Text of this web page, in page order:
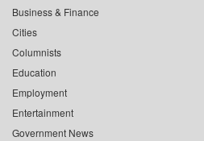
Business & Finance
Cities
Columnists
Education
Employment
Entertainment
Government News